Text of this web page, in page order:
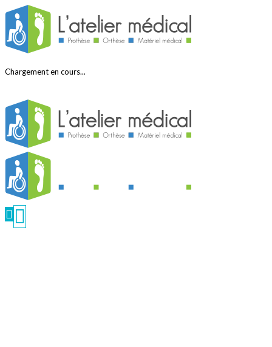
Chargement en cours...